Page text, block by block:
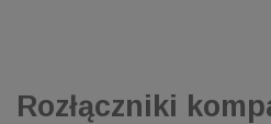
Rozłączniki